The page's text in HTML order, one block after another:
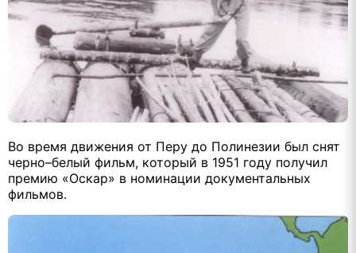
Во время движения от Перу до Полинезии был снят
черно–белый фильм, который в 1951 году получил
премию «Оскар» в номинации документальных
фильмов.